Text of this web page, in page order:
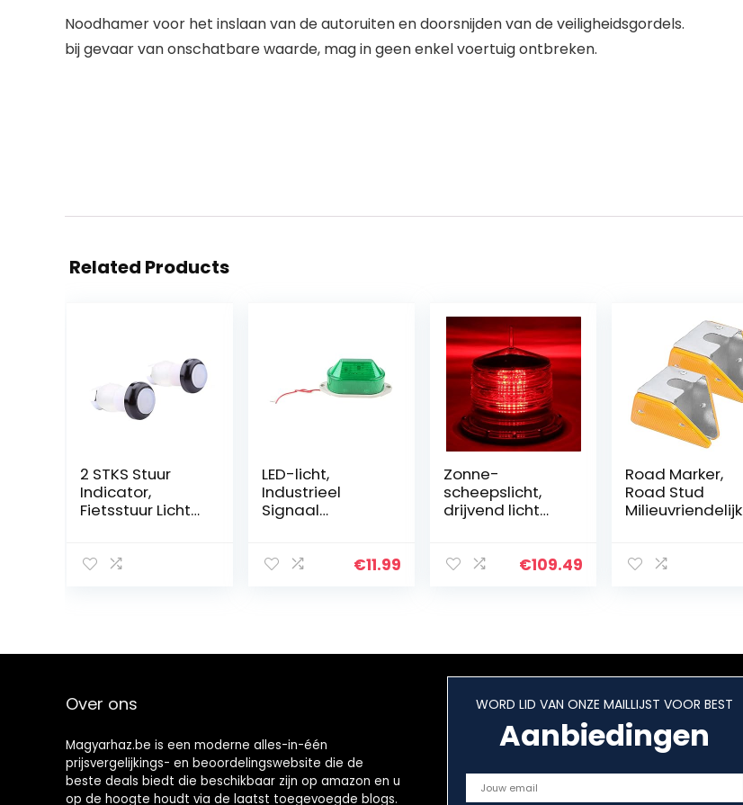
Noodhamer voor het inslaan van de autoruiten en doorsnijden van de veiligheidsgordels.
bij gevaar van onschatbare waarde, mag in geen enkel voertuig ontbreken.
Related Products
2 STKS Stuur
Indicator,
Fietsstuur Licht
Richtingaanwijz
Waarschuwingsl
LED-licht,
Industrieel
Signaal
Knipperend
€11.99
Zonne-
scheepslicht,
drijvend licht
Anti-impact
€109.49
Road Marker,
Road Stud
Milieuvriendelijk
binnenplaatsen(
Over ons
Magyarhaz.be is een moderne alles-in-één
prijsvergelijkings- en beoordelingswebsite die de
beste deals biedt die beschikbaar zijn op amazon en u
op de hoogte houdt via de laatst toegevoegde blogs.
WORD LID VAN ONZE MAILLIJST VOOR BEST
Aanbiedingen